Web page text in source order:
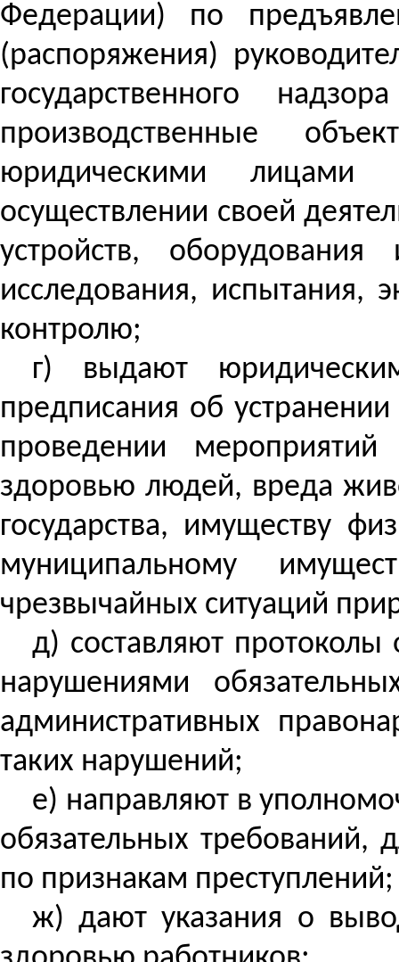
Федерации) по
(распоряжения)
государственного
производственные
юридическими лицами
осуществлении своей
устройств,
исследования, испытания,
контролю;
г) выдают
предписания об
проведении
здоровью людей, вреда
государства, имуществу
муниципальному
чрезвычайных ситуаций
д) составляют
нарушениями
административных
таких нарушений;
е) направляют в
обязательных требований,
по признакам преступлений;
ж) дают указания о